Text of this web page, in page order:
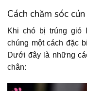
Cách chăm sóc
Khi chó bị trúng gió
chúng một cách đặc
Dưới đây là những
chân: